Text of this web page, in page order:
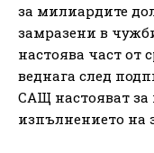
за милиардите
замразени в
настоява част от
веднага след
САЩ настояват за
изпълнението на